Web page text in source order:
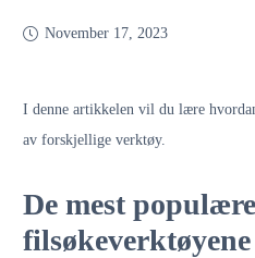
November 17, 2023
I denne artikkelen vil du lære
av forskjellige verktøy.
De mest populære